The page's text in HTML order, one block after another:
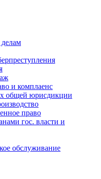
и комплаенс
общей юрисдикции
право
гос. власти и
обслуживание